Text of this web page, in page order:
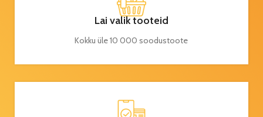
Lai valik tooteid
Kokku üle 10 000 soodustoote